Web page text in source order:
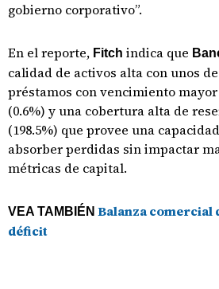
gobierno corporativo”.
En el reporte, Fitch indica que
calidad de activos alta con unos
préstamos con vencimiento mayor
(0.6%) y una cobertura alta de
(198.5%) que provee una
absorber perdidas sin impactar
métricas de capital.
VEA TAMBIÉN Balanza comercial
déficit